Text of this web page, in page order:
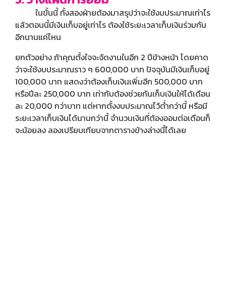
ในขั้นนี้ ทั้งสองฝ่ายต้องมาสรุปว่าจะใช้งบประมาณเท่าไร
แล้วตอนนี้มีเงินเก็บอยู่เท่าไร ต้องใช้ระยะเวลาเก็บเงินร่วมกัน
อีกนานแค่ไหน
ยกตัวอย่าง ถ้าคุณตั้งใจจะจัดงานในอีก 2 ปีข้างหน้า โดยคาด
ว่าจะใช้งบประมาณราว ๆ 600,000 บาท ปัจจุบันมีเงินเก็บอยู่
100,000 บาท แสดงว่าต้องเก็บเงินเพิ่มอีก 500,000 บาท
หรือปีละ 250,000 บาท เท่ากับต้องช่วยกันเก็บเงินให้ได้เดือน
ละ 20,000 กว่าบาท แต่หากตั้งงบประมาณไว้ต่ำกว่านี้ หรือมี
ระยะเวลาเก็บเงินได้นานกว่านี้ จำนวนเงินที่ต้องออมต่อเดือนก็
จะน้อยลง ลองเปรียบเทียบจากตารางข้างล่างนี้ได้เลย